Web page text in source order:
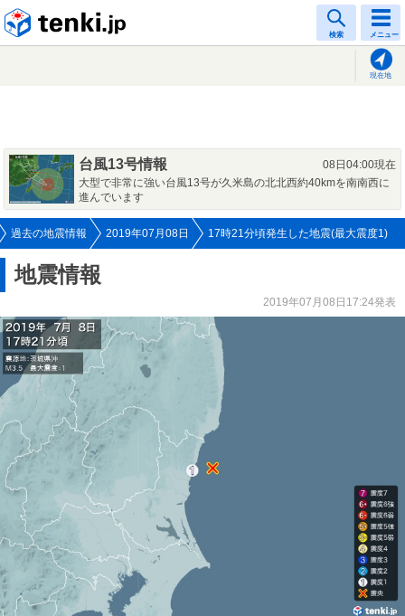
検索 メニュー
現在地
台風13号情報
08日04:00現在
大型で非常に強い台風13号が久米島の北北西約40kmを南南西に
進んでいます
過去の地震情報 2019年07月08日 17時21分頃発生した地震(最大震度1)
地震情報
2019年07月08日17:24発表